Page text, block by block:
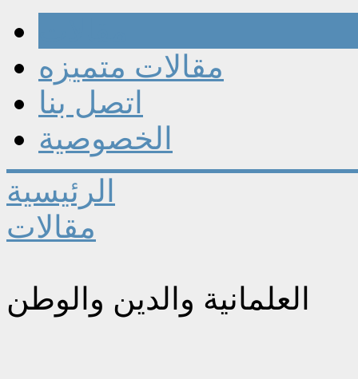
مقالات متميزه
اتصل بنا
الخصوصية
الرئيسية
مقالات
العلمانية والدين والوطن